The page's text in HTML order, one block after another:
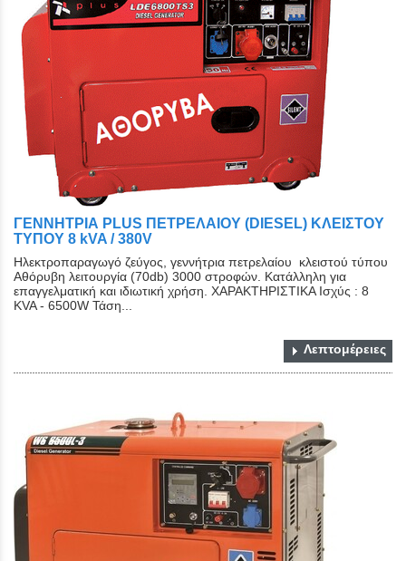
ΓΕΝΝΗΤΡΙΑ PLUS ΠΕΤΡΕΛΑΙΟΥ (DIESEL) ΚΛΕΙΣΤΟY
ΤYΠΟY 8 kVA / 380V
Ηλεκτροπαραγωγό ζεύγος, γεννήτρια πετρελαίου κλειστού τύπου
Αθόρυβη λειτουργία (70db) 3000 στροφών. Κατάλληλη για
επαγγελματική και ιδιωτική χρήση. ΧΑΡΑΚΤΗΡΙΣΤΙΚΑ Ισχύς : 8
KVA - 6500W Τάση...
Λεπτομέρειες